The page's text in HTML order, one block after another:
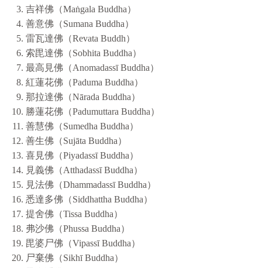
吉祥佛（Maṅgala Buddha）
善意佛（Sumana Buddha）
雷瓦達佛（Revata Buddh）
索毘達佛（Sobhita Buddha）
最高見佛（Anomadassī Buddha）
紅蓮花佛（Paduma Buddha）
那拉達佛（Nārada Buddha）
勝蓮花佛（Padumuttara Buddha）
善慧佛（Sumedha Buddha）
善生佛（Sujāta Buddha）
喜見佛（Piyadassī Buddha）
見義佛（Atthadassī Buddha）
見法佛（Dhammadassī Buddha）
悉達多佛（Siddhattha Buddha）
提舍佛（Tissa Buddha）
弗沙佛（Phussa Buddha）
毘婆尸佛（Vipassī Buddha）
尸棄佛（Sikhī Buddha）